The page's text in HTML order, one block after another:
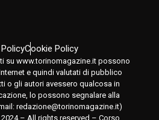
Cookie Policy
su www.torinomagazine.it possono
e quindi valutati di pubblico
o gli autori avessero qualcosa in
lo possono segnalare alla
redazione@torinomagazine.it)
2024 – All rights reserved – Corso